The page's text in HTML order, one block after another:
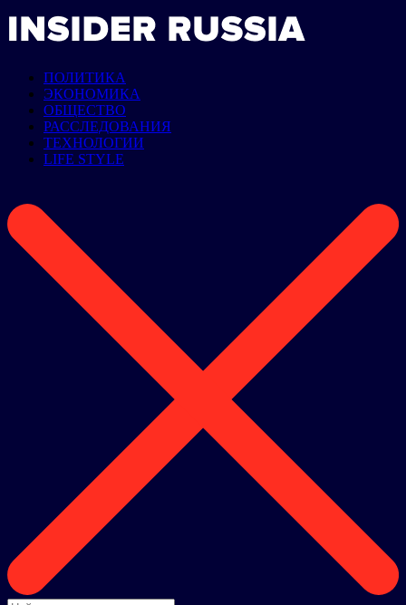
ПОЛИТИКА
ЭКОНОМИКА
ОБЩЕСТВО
РАССЛЕДОВАНИЯ
ТЕХНОЛОГИИ
LIFE STYLE